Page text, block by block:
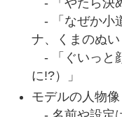
- 「なぜか小
ナ、くまのぬい
- 「ぐいっと
に!?）」
モデルの人物像